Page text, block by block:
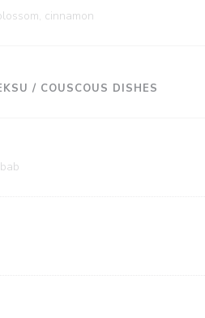
cinnamon
/ COUSCOUS DISHES